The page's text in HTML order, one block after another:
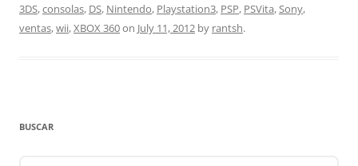
3DS,consolas, DS, Nintendo, Playstation3, PSP, PSVita,Sony,
ventas,wii,XBOX 360on July 11, 2012 by rantsh.
BUSCAR